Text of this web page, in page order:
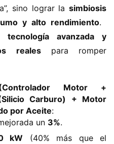
sino lograr la
​simbiosis
y alto rendimiento​​. ​
​tecnología avanzada y
reales​​ para romper
Motor +
Carburo) + Motor
por Aceite​​:
un ​3%​​.
kW​ ​ (40% más que el